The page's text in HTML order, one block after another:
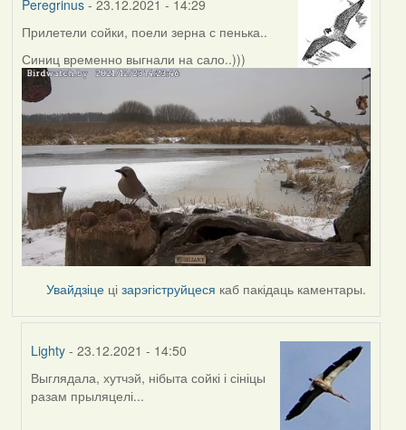
Peregrinus- 23.12.2021 - 14:29
Прилетели сойки, поели зерна с пенька..
Синиц временно выгнали на сало..)))
Увайдзіце цізарэгіструйцеся каб пакідаць каментары.
Lighty - 23.12.2021 - 14:50
In
reply
Выглядала, хутчэй, нібыта сойкі і сініцы
разам прыляцелі...